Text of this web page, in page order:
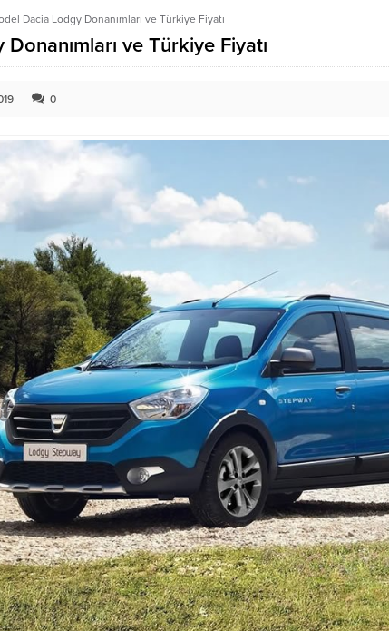
Dacia Lodgy Donanımları ve Türkiye Fiyatı
ve Türkiye Fiyatı
0